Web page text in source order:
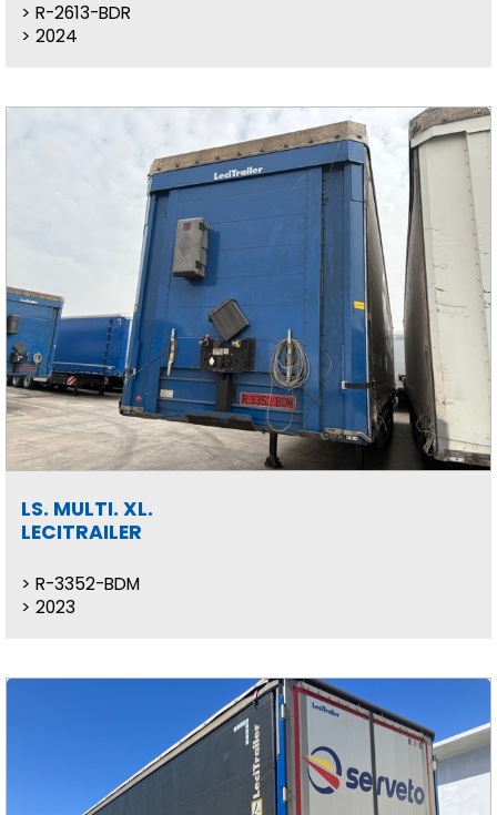
R-2613-BDR
2024
LS. MULTI. XL.
LECITRAILER
R-3352-BDM
2023